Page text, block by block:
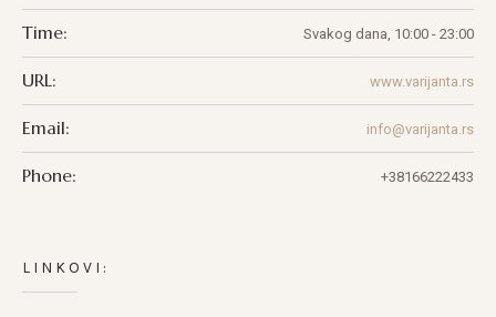
Time: Svakog dana, 10:00 - 23:00
URL: www.varijanta.rs
Email: info@varijanta.rs
Phone: +38166222433
LINKOVI: